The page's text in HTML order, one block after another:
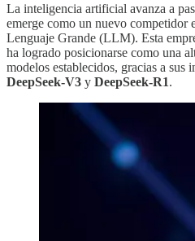
La inteligencia artificial avanza a
emerge como un nuevo competidor
Lenguaje Grande (LLM). Esta
ha logrado posicionarse como una
modelos establecidos, gracias a sus
DeepSeek-V3 y DeepSeek-R1.